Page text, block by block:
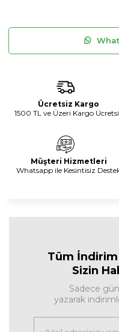
Ücretsiz Kargo
1500 TL ve Üzeri Kargo
Müşteri Hizmetleri
Whatsapp ile Kesintisiz
Tüm İndirim
Sizin
Sadece
yazarak